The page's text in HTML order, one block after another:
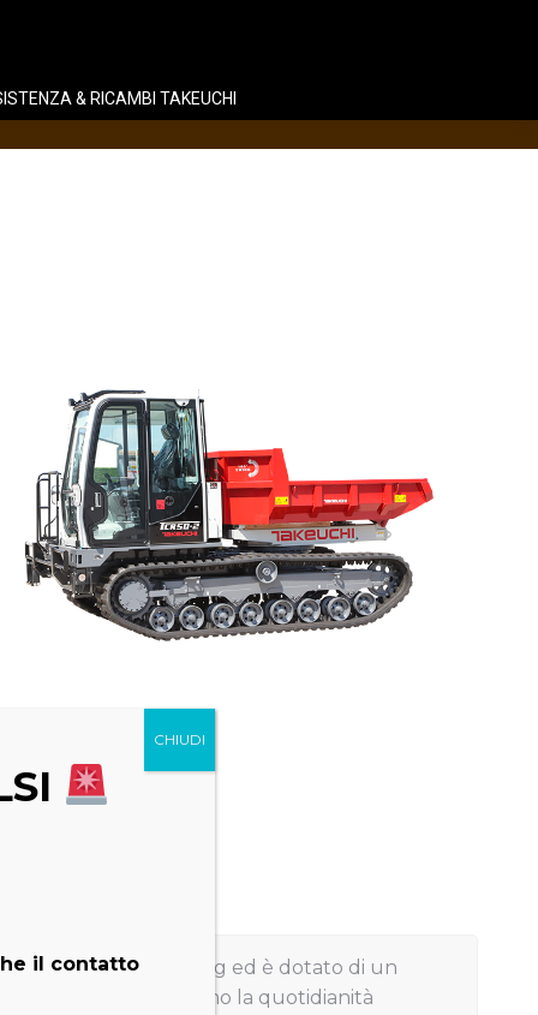
& RICAMBI TAKEUCHI
pari a ben 3.700 kg ed è dotato di un
si facilita al massimo la quotidianità
il contatto